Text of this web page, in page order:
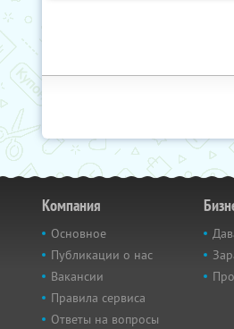
Компания
Основное
Публикации о нас
Вакансии
Правила сервиса
Ответы на вопросы